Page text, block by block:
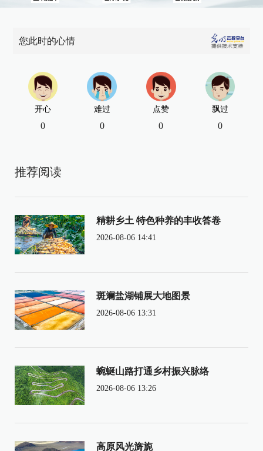
您此时的心情
开心
0
难过
0
点赞
0
飘过
0
推荐阅读
精耕乡土 特色种养的丰收答卷
2026-08-06 14:41
斑斓盐湖铺展大地图景
2026-08-06 13:31
蜿蜒山路打通乡村振兴脉络
2026-08-06 13:26
高原风光旖旎